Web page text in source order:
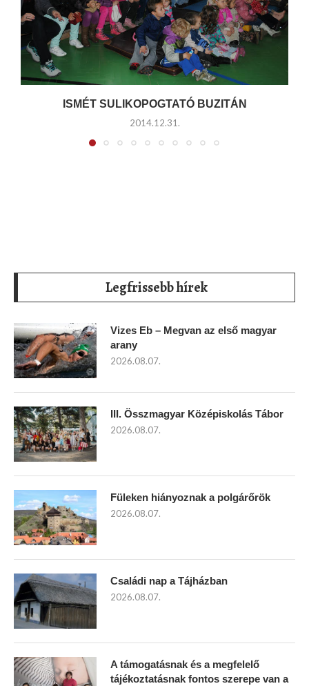
ISMÉT SULIKOPOGTATÓ BUZITÁN
2014.12.31.
Legfrissebb hírek
Vizes Eb – Megvan az első magyar
arany
2026.08.07.
III. Összmagyar Középiskolás Tábor
2026.08.07.
Füleken hiányoznak a polgárőrök
2026.08.07.
Családi nap a Tájházban
2026.08.07.
A támogatásnak és a megfelelő
tájékoztatásnak fontos szerepe van a